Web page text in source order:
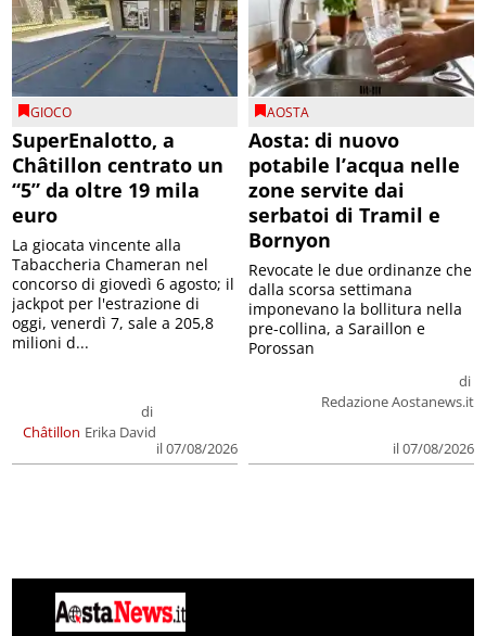
GIOCO
SuperEnalotto, a
Châtillon centrato un
“5” da oltre 19 mila
euro
Châtillon
di
Erika David
il 07/08/2026
La giocata vincente alla
Tabaccheria Chameran nel
concorso di giovedì 6 agosto; il
jackpot per l'estrazione di
oggi, venerdì 7, sale a 205,8
milioni d...
AOSTA
Aosta: di nuovo
potabile l’acqua nelle
zone servite dai
serbatoi di Tramil e
Bornyon
di
Redazione Aostanews.it
il 07/08/2026
Revocate le due ordinanze che
dalla scorsa settimana
imponevano la bollitura nella
pre-collina, a Saraillon e
Porossan